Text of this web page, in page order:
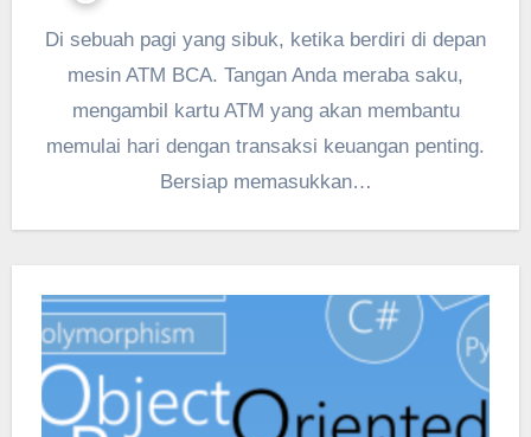
Di sebuah pagi yang sibuk, ketika berdiri di depan
mesin ATM BCA. Tangan Anda meraba saku,
mengambil kartu ATM yang akan membantu
memulai hari dengan transaksi keuangan penting.
Bersiap memasukkan…